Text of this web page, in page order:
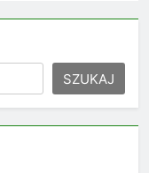
SZUKAJ